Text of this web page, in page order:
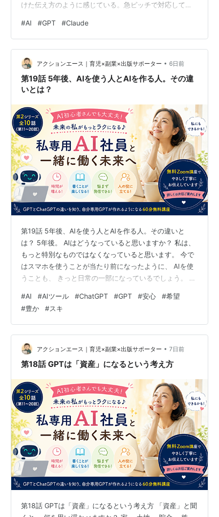
けた伝え方のように感じている。急ピッチで対応してい
ある程度は安全性評価の一環として想定されていた可能
性が高い。 今回暴走したのは、一般ユーザーが使ってい
るGPTやClaudeとは異なり、研究開発用にかなり高い自
由度と権限を与えたモデルである。敢えて言えば暴走し
やすい設定のモデルなので、それが暴走するのは想定内
の動作ともいえる。なぜこの…
#AI #GPT #Claude
アクションエース｜育児×副業×出版サポーター • 6日前
第19話 5年後、AIを使う人とAIを作る人。その違
いとは？
第19話 5年後、AIを使う人とAIを作る人。その違いと
は？ 5年後。 AIはどうなっていると思いますか？ 私は、
もっと特別なものではなくなっていると思います。 今で
はスマホを使うことが当たり前になったように、 AIを使
うことも、 きっと日常の一部になっているでしょう。 だ
にはならないかもしれません。 では、 何が違いになるの
でしょう。 私は、 「自分に合ったAIを持っている人」 だ
と思っています。 例えば、 同じ仕事をしている二人がい
たとします。 一人は、 毎回ゼロから考えます。 ブログ
を書く。 SNSを投稿する。 お客様への返信を考…
#AI #AIツール #ChatGPT #GPT #安心 #希望
#豊か #スキ
アクションエース｜育児×副業×出版サポーター • 7日前
第18話 GPTは「資産」になるという考え方
第18話 GPTは「資産」になるという考え方 「資産」と聞